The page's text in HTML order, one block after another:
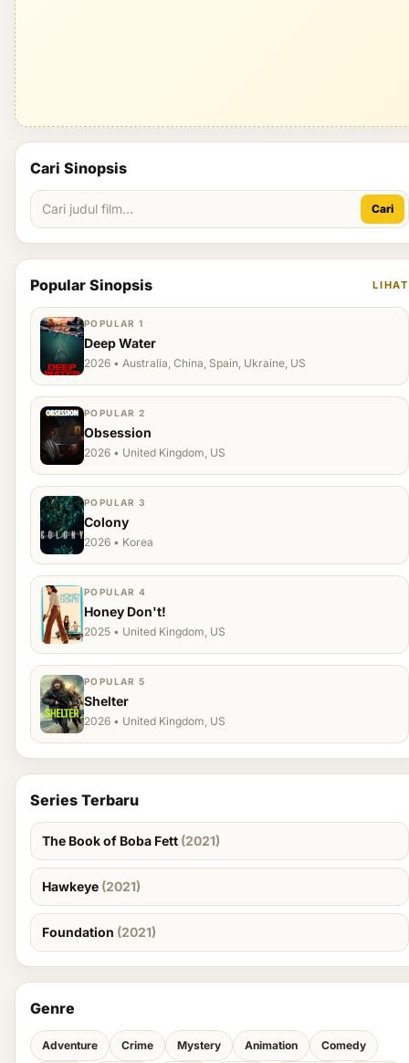
Cari Sinopsis
Cari
Popular Sinopsis LIHAT
POPULAR 1
Deep Water
2026 • Australia, China, Spain, Ukraine, US
POPULAR 2
Obsession
2026 • United Kingdom, US
POPULAR 3
Colony
2026 • Korea
POPULAR 4
Honey Don't!
2025 • United Kingdom, US
POPULAR 5
Shelter
2026 • United Kingdom, US
Series Terbaru
The Book of Boba Fett (2021)
Hawkeye (2021)
Foundation (2021)
Genre
Adventure Crime Mystery Animation Comedy